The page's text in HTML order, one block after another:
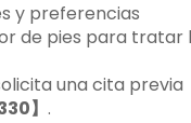
y preferencias
de pies para tratar
una cita previa
】 .